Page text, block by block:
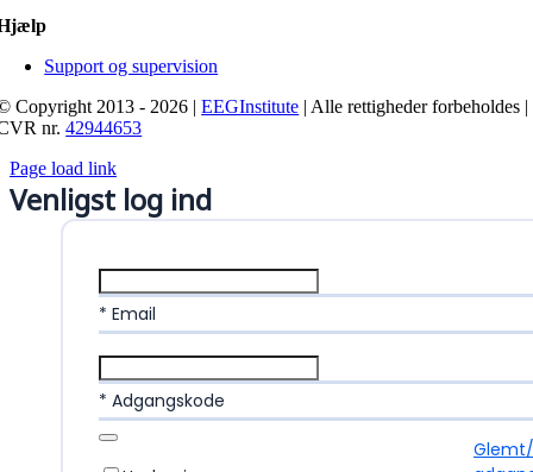
Support og supervision
Copyright 2013 - 2026 |EEGInstitute | Alle rettigheder forbeholdes |
nr.42944653
Page load link
Venligst log ind
* Email
* Adgangskode